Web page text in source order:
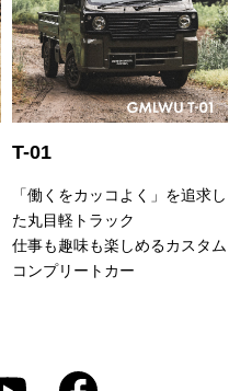
T-01
「働くをカッコよく」を追求し
た丸目軽トラック
仕事も趣味も楽しめるカスタム
コンプリートカー